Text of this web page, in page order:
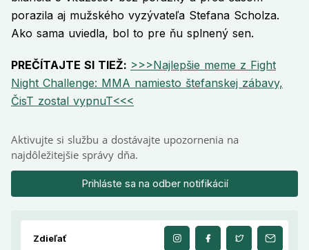
porazila aj mužského vyzývateľa Stefana Scholza.
Ako sama uviedla, bol to pre ňu splnený sen.
PREČÍTAJTE SI TIEŽ: >>>Najlepšie meme z Fight
Night Challenge: MMA namiesto štefanskej zábavy,
ČisT zostal vypnuT<<<
Aktivujte si službu a dostávajte upozornenia na
najdôležitejšie správy dňa.
Prihláste sa na odber notifikácií
Zdieľať